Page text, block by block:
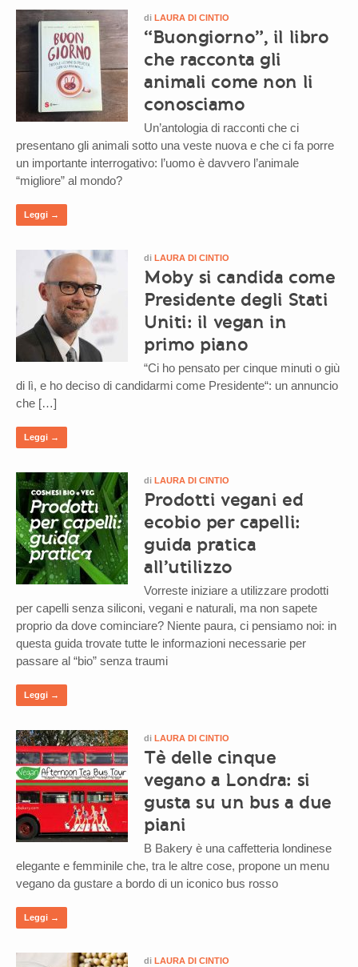
di LAURA DI CINTIO
“Buongiorno”, il libro
che racconta gli
animali come non li
conosciamo
Un’antologia di racconti che ci
presentano gli animali sotto una veste nuova e che ci fa porre
un importante interrogativo: l’uomo è davvero l’animale
“migliore” al mondo?
Leggi →
di LAURA DI CINTIO
Moby si candida come
Presidente degli Stati
Uniti: il vegan in
primo piano
“Ci ho pensato per cinque minuti o giù
di lì, e ho deciso di candidarmi come Presidente“: un annuncio
che […]
Leggi →
di LAURA DI CINTIO
Prodotti vegani ed
ecobio per capelli:
guida pratica
all’utilizzo
Vorreste iniziare a utilizzare prodotti
per capelli senza siliconi, vegani e naturali, ma non sapete
proprio da dove cominciare? Niente paura, ci pensiamo noi: in
questa guida trovate tutte le informazioni necessarie per
passare al “bio” senza traumi
Leggi →
di LAURA DI CINTIO
Tè delle cinque
vegano a Londra: si
gusta su un bus a due
piani
B Bakery è una caffetteria londinese
elegante e femminile che, tra le altre cose, propone un menu
vegano da gustare a bordo di un iconico bus rosso
Leggi →
di LAURA DI CINTIO